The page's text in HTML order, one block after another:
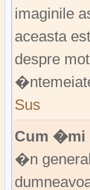
imaginile
aceasta
despre
Sus
Cum �mi
�n